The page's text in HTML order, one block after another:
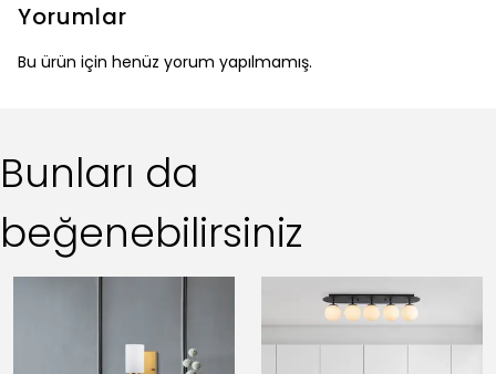
Yorumlar
Bu ürün için henüz yorum yapılmamış.
Bunları da
beğenebilirsiniz